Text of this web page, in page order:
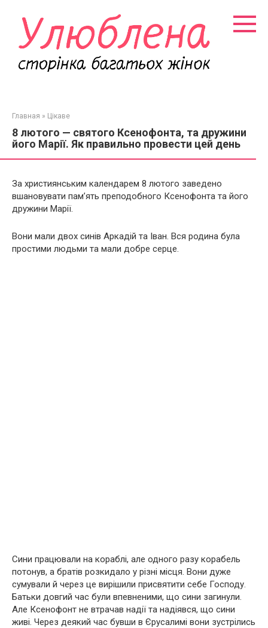
контенту
Главная » Цікаве
8 лютого — святого Ксенофонта, та дружини
його Марії. Як правильно провести цей день
За християнським календарем 8 лютого заведено
вшановувати пам’ять преподобного Ксенофонта та його
дружини Марії.
Вони мали двох синів Аркадій та Іван. Вся родина була
простими людьми та мали добре серце.
Сини працювали на кораблі, але одного разу корабель
потонув, а братів розкидало у різні місця. Вони дуже
сумували й через це вирішили присвятити себе Господу.
Батьки довгий час були впевненими, що сини загинули.
Але Ксенофонт не втрачав надії та надіявся, що сини
живі. Через деякий час бувши в Єрусалимі вони зустрілись